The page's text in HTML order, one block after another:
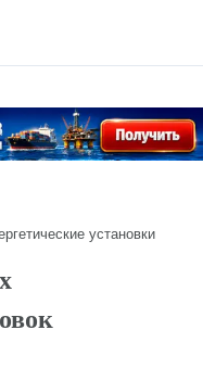
установки